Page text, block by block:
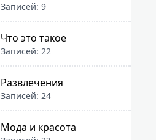
Записей: 9
Что это такое
Записей: 22
Развлечения
Записей: 24
Мода и красота